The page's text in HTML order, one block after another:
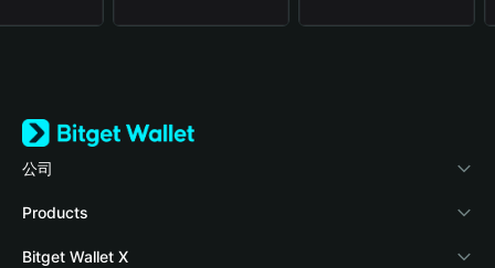
公司
關於 Bitget Wallet
部落格
Products
Crypto Card
Bitget Wallet X